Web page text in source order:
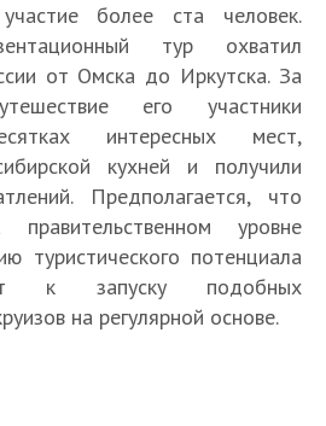
более ста человек.
тур охватил
от Омска до Иркутска. За
его участники
интересных мест,
кухней и получили
Предполагается, что
уровне
туристического потенциала
к запуску подобных
на регулярной основе.